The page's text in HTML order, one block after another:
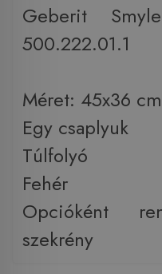
Geberit
500.222.01.1
Méret: 45x36 cm
Egy csaplyuk
Túlfolyó
Fehér
Opcióként
szekrény